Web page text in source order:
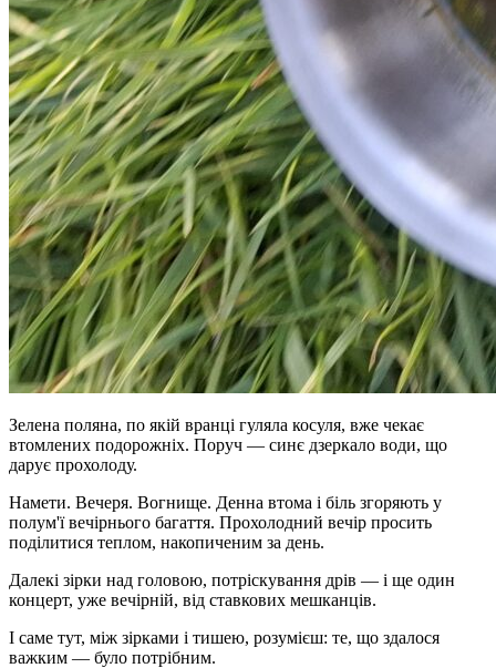
Зелена поляна, по якій вранці гуляла косуля, вже чекає
втомлених подорожніх. Поруч — синє дзеркало води, що
дарує прохолоду.
Намети. Вечеря. Вогнище. Денна втома і біль згоряють у
полум'ї вечірнього багаття. Прохолодний вечір просить
поділитися теплом, накопиченим за день.
Далекі зірки над головою, потріскування дрів — і ще один
концерт, уже вечірній, від ставкових мешканців.
І саме тут, між зірками і тишею, розумієш: те, що здалося
важким — було потрібним.